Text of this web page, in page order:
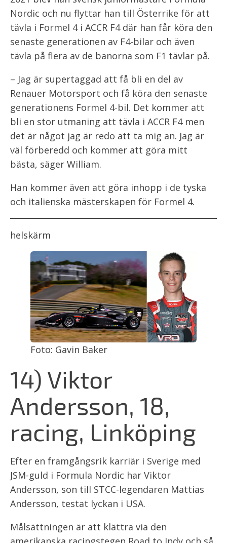
Nordic och nu flyttar han till Österrike för att
tävla i Formel 4 i ACCR F4 där han får köra den
senaste generationen av F4-bilar och även
tävla på flera av de banorna som F1 tävlar på.
– Jag är supertaggad att få bli en del av
Renauer Motorsport och få köra den senaste
generationens Formel 4-bil. Det kommer att
bli en stor utmaning att tävla i ACCR F4 men
det är något jag är redo att ta mig an. Jag är
väl förberedd och kommer att göra mitt
bästa, säger William.
Han kommer även att göra inhopp i de tyska
och italienska mästerskapen för Formel 4.
helskärm
Foto: Gavin Baker
14) Viktor
Andersson, 18,
racing, Linköping
Efter en framgångsrik karriär i Sverige med
JSM-guld i Formula Nordic har Viktor
Andersson, son till STCC-legendaren Mattias
Andersson, testat lyckan i USA.
Målsättningen är att klättra via den